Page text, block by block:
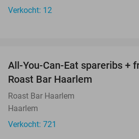
Verkocht: 12
All-You-Can-Eat spareribs +
Roast Bar Haarlem
Roast Bar Haarlem
Haarlem
Verkocht: 721